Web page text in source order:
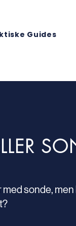
Guides
sonde,